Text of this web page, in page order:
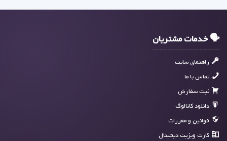
🗣 خدمات مشتریان
راهنمای سایت
تماس با ما
ثبت سفارش
دانلود کاتالوگ
قوانین و مقررات
کارت ویزیت دیجیتال